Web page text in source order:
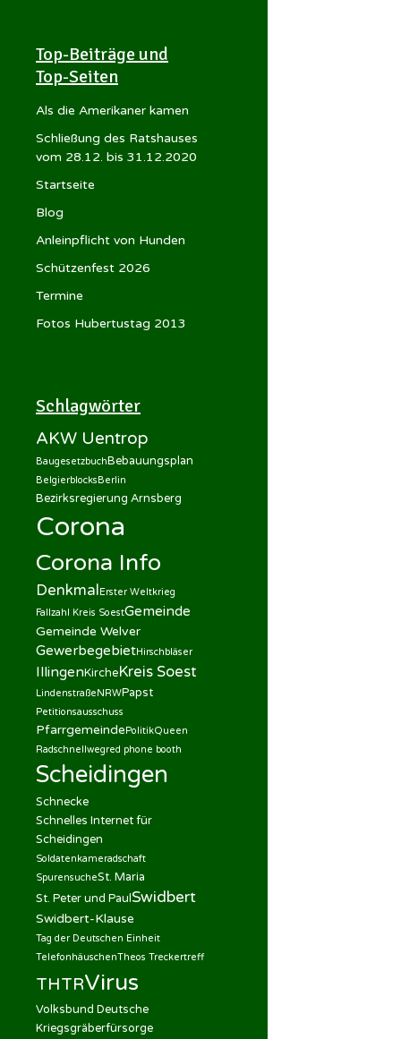
Top-Beiträge und
Top-Seiten
Als die Amerikaner kamen
Schließung des Ratshauses
vom 28.12. bis 31.12.2020
Startseite
Blog
Anleinpflicht von Hunden
Schützenfest 2026
Termine
Fotos Hubertustag 2013
Schlagwörter
AKW Uentrop
BaugesetzbuchBebauungsplan
Belgierblocks Berlin
Bezirksregierung Arnsberg
Corona
Corona Info
Denkmal Erster Weltkrieg
Fallzahl Kreis SoestGemeinde
Gemeinde Welver
GewerbegebietHirschbläser
IllingenKircheKreis Soest
LindenstraßeNRWPapst
Petitionsausschuss
PfarrgemeindePolitikQueen
Radschnellwegred phone booth
Scheidingen
Schnecke
Schnelles Internet für
Scheidingen
Soldatenkameradschaft
SpurensucheSt. Maria
St. Peter und PaulSwidbert
Swidbert-Klause
Tag der Deutschen Einheit
TelefonhäuschenTheos Treckertreff
THTRVirus
Volksbund Deutsche
Kriegsgräberfürsorge